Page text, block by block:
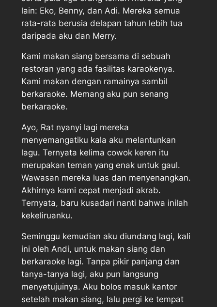
lain: Eko, Benny, dan Adi. Mereka semua
rata-rata berusia delapan tahun lebih tua
daripada aku dan Merry.
Kami makan siang bersama di sebuah
restoran yang ada fasilitas karaokenya.
Kami makan dengan ramainya sambil
berkaraoke. Memang aku pun senang
berkaraoke.
Ayo, Rat nyanyi lagi mereka
menyemangatiku kala aku melantunkan
lagu. Ternyata kelima cowok keren itu
merupakan teman yang enak untuk gaul.
Wawasan mereka luas dan menyenangkan.
Akhirnya kami cepat menjadi akrab.
Ternyata, baru kusadari nanti bahwa inilah
kekeliruanku.
Seminggu kemudian aku diundang lagi, kali
ini oleh Andi, untuk makan siang dan
berkaraoke lagi. Tanpa pikir panjang dan
tanya-tanya lagi, aku pun langsung
menyetujuinya. Aku bolos masuk kantor
setelah makan siang, lalu pergi ke tempat